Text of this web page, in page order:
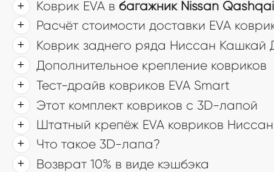
Коврик EVA в багажник Nissan Qashqai
Расчёт стоимости доставки EVA
Коврик заднего ряда Ниссан Кашкай
Дополнительное крепление ковриков
Тест-драйв ковриков EVA Smart
Этот комплект ковриков с 3D-лапой
Штатный крепёж EVA ковриков
Что такое 3D-лапа?
Возврат 10% в виде кэшбэка